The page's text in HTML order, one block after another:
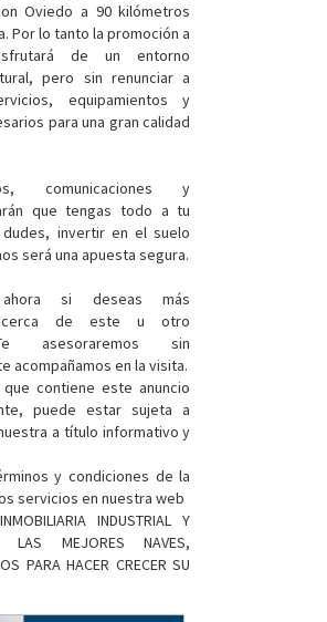
Oviedo a 90 kilómetros
Por lo tanto la promoción a
de un entorno
pero sin renunciar a
equipamientos y
para una gran calidad
comunicaciones y
que tengas todo a tu
invertir en el suelo
será una apuesta segura.
ahora si deseas más
de este u otro
asesoraremos sin
acompañamos en la visita.
que contiene este anuncio
puede estar sujeta a
a título informativo y
y condiciones de la
servicios en nuestra web
INDUSTRIAL Y
LAS MEJORES NAVES,
PARA HACER CRECER SU